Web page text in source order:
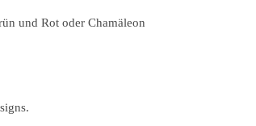
und Rot oder Chamäleon